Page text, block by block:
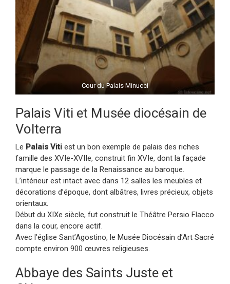
Cour du Palais Minucci
Palais Viti et Musée diocésain de
Volterra
Le Palais Viti est un bon exemple de palais des riches
famille des XVIe-XVIIe, construit fin XVIe, dont la façade
marque le passage de la Renaissance au baroque.
L’intérieur est intact avec dans 12 salles les meubles et
décorations d’époque, dont albâtres, livres précieux, objets
orientaux.
Début du XIXe siècle, fut construit le Théâtre Persio Flacco
dans la cour, encore actif.
Avec l’église Sant’Agostino, le Musée Diocésain d’Art Sacré
compte environ 900 œuvres religieuses.
Abbaye des Saints Juste et